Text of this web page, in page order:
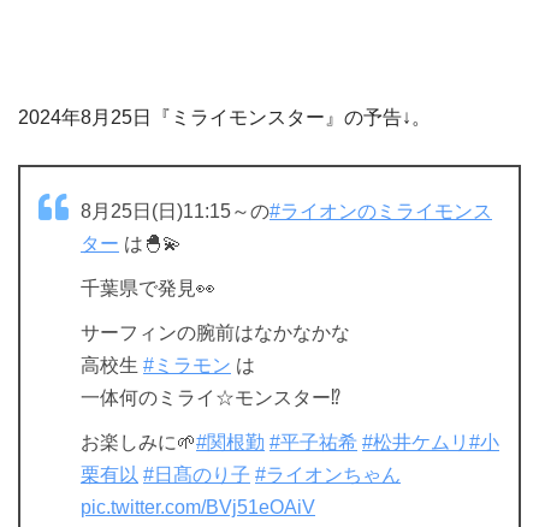
2024年8月25日『ミライモンスター』の予告↓。
8月25日(日)11:15～の#ライオンのミライモンス
ター は🐣💫
千葉県で発見👀
サーフィンの腕前はなかなかな
高校生 #ミラモン は
一体何のミライ☆モンスター⁉️
お楽しみに🌱#関根勤 #平子祐希 #松井ケムリ #小
栗有以 #日髙のり子 #ライオンちゃん
pic.twitter.com/BVj51eOAiV